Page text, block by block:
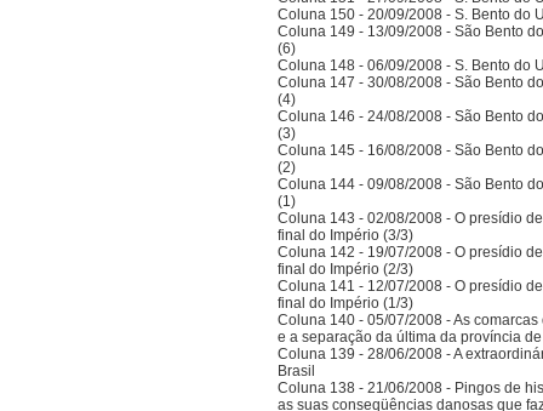
Coluna 150 - 20/09/2008 - S. Bento do
Coluna 149 - 13/09/2008 - São Bento
(6)
Coluna 148 - 06/09/2008 - S. Bento do
Coluna 147 - 30/08/2008 - São Bento
(4)
Coluna 146 - 24/08/2008 - São Bento
(3)
Coluna 145 - 16/08/2008 - São Bento
(2)
Coluna 144 - 09/08/2008 - São Bento
(1)
Coluna 143 - 02/08/2008 - O presídio
final do Império (3/3)
Coluna 142 - 19/07/2008 - O presídio
final do Império (2/3)
Coluna 141 - 12/07/2008 - O presídio
final do Império (1/3)
Coluna 140 - 05/07/2008 - As
e a separação da última da província
Coluna 139 - 28/06/2008 - A
Brasil
Coluna 138 - 21/06/2008 - Pingos de
as suas conseqüências danosas que